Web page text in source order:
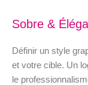
Sobre &
Définir un style
et votre cible. Un
le